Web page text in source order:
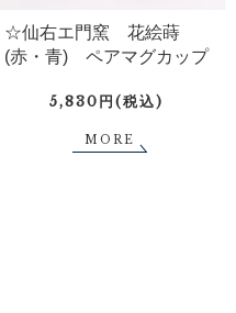
☆仙右エ門窯 花絵蒔
(赤・青) ペアマグカップ
5,830円(税込)
MORE